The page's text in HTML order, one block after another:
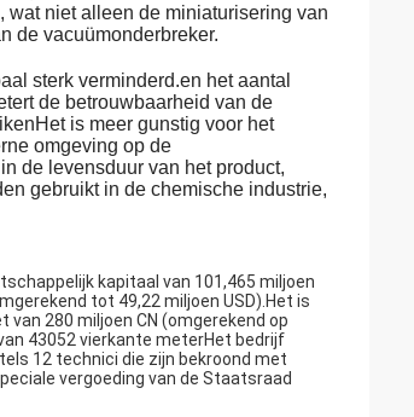
niet alleen de miniaturisering van
de vacuümonderbreker.
sterk verminderd.en het aantal
de betrouwbaarheid van de
is meer gunstig voor het
omgeving op de
de levensduur van het product,
gebruikt in de chemische industrie,
kapitaal van 101,465 miljoen
tot 49,22 miljoen USD).Het is
280 miljoen CN (omgerekend op
43052 vierkante meterHet bedrijf
12 technici die zijn bekroond met
vergoeding van de Staatsraad